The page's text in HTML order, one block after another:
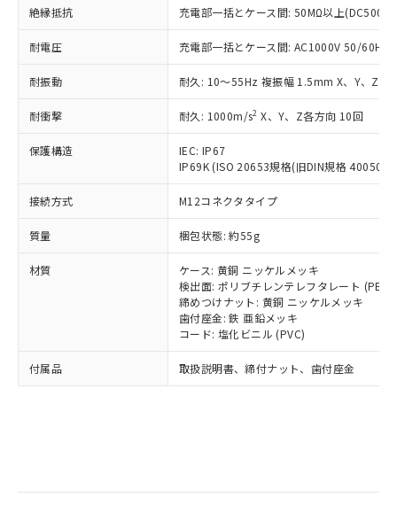
絶縁抵抗 充電部一括とケース間: 50MΩ以上(DC500V
耐電圧 充電部一括とケース間: AC1000V 50/60Hz
耐振動 耐久: 10～55Hz 複振幅 1.5mm X、Y、Z各
耐衝撃 耐久: 1000m/s2 X、Y、Z各方向 10回
保護構造
IEC: IP67
IP69K (ISO 20653規格(旧DIN規格 40050
接続方式 M12コネクタタイプ
質量 梱包状態: 約55g
材質
ケース: 黄銅 ニッケルメッキ
検出面: ポリブチレンテレフタレート (PBT)
締めつけナット: 黄銅 ニッケルメッキ
歯付座金: 鉄 亜鉛メッキ
コード: 塩化ビニル (PVC)
付属品 取扱説明書、締付ナット、歯付座金
在庫状況および標準価格照会結果は、
記載している更新日時点での社内デー
タに基づき作成されるものであり、閲
覧された時点での実際の在庫および標
準価格とは異なる場合があることをご
了承ください。
正式な納期状況および標準価格はお客
様のお取引先、またはお客様担当のオ
ムロン制御機器販売店・当社販売員に
ご相談ください。
オムロン制御機器販売店や当社販売拠
販売ネットワーク
」をご確認
在庫状況および標準価格結果を当社の
事前の承諾なく第三者に漏洩または開
示しないようお願いします。
マイパーツ機能（部品リスト作成サー
ビス）をご利用いただくには、I-Web
メンバーズにご登録されている必要が
お客様が当ウェブサイト上で当社にご
※当社の共同利用者とは、"個人情報
むを得ず変更することがあります。
*EU RoHS指令（10物質）：
鉛(Pb) 1000ppm以下、 水銀(Hg) 1000ppm以下、 カド
ミウム(Cd) 100ppm以下、
六価クロム(Cr(Ⅵ)) 1000ppm以下、ポリ臭化ビフェニル
類(PBB) 1000ppm以下、ポリ臭化ジフェニルエーテル類
(PBDE) 1000ppm以下、フタル酸ビス(2-エチルヘキシ
ル) (DEHP)(別名：DOP) 1000ppm以下、フタル酸ブチ
ルベンジル（BBP） 1000ppm以下、フタル酸ジブチル
（DBP） 1000ppm以下、フタル酸ジイソブチル
但し、RoHS指令で産業用監視および制御機器に対する
適用除外項目は除く。
フタル酸エステル類の４物質については閾値を超える意
図的な使用がないことを確認しています。
部品在庫の切り替え状況などにより、予定
月が前後することがあります。
EU RoHS指令（10物質）の非含有証明書
い合わせください。
Cr(Ⅵ)(六価クロム) : 1000ppm、 PBBs(ポリ臭化ビフェ
ニル類) : 1000ppm、 PBDEs(ポリ臭化ジフェニルエーテ
DBP(フタル酸ジブチル) : 1000ppm、 DIBP(フタル酸ジ
イソブチル) : 1000ppm、 BBP(フタル酸ブチルベンジ
DEHP(フタル酸ビス(2-エチルヘキシル)) : 1000ppm
※2 環境保護使用期限
「ｅ」：有害物質（10物質）のすべてが基
準値以下であることを示します。
「10」：通常の使用状況下において有害物
質が外部に漏えいし、環境に深刻な影響を
及ぼさない年数を意味します。
「－」：未確認です。当社販売部門へお問
い合わせください。
為替および外国貿易法に定める商品
（以下｢規制貨物等」という）を輸出
または国外への提供する場合は、日本
国政府の輸出許可(または役務取引許
可)を取得するなどの必要な手続きを
当社は規制貨物を破棄する場合は、完
全に破砕するなど、違法に輸出されな
いよう必要な手段を講じます。
当社は貴社製品を、核兵器、ミサイ
ル、化学兵器、生物兵器またはその他
武器並びにこれらの製造装置等に一切
使用いたしません。
当社は、貴社製品を第三者に販売する
場合は、上記1、2および3の内容を当
該第三者に通知します。また当社は、
販売先および販売に係わる関係者が違
法に輸出するおそれがある場合は、取
り引きをいたしません。
一定数以上の在庫あり
一定数には満たないが在庫あり
在庫なし(最新の在庫状況につ
いては、お客様のお取引先、ま
たはお客様担当のオムロン制御
機器販売店・当社販売員にご確
認ください)
受注生産機種、また在庫状況の
情報を公開していない機種